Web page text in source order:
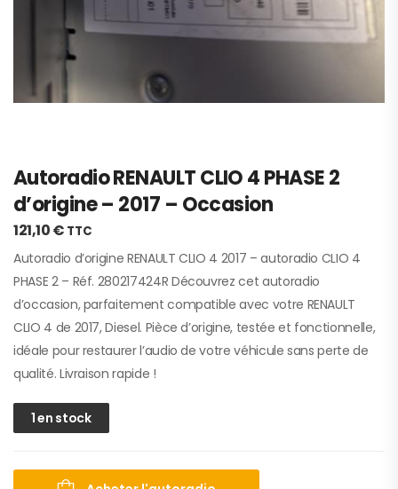
Autoradio RENAULT CLIO 4 PHASE 2
d’origine – 2017 – Occasion
121,10€ TTC
Autoradio d’origine RENAULT CLIO 4 2017 – autoradio CLIO 4
PHASE 2 – Réf. 280217424R Découvrez cet autoradio
d’occasion, parfaitement compatible avec votre RENAULT
CLIO 4 de 2017, Diesel. Pièce d’origine, testée et fonctionnelle,
idéale pour restaurer l’audio de votre véhicule sans perte de
qualité. Livraison rapide !
1 en stock